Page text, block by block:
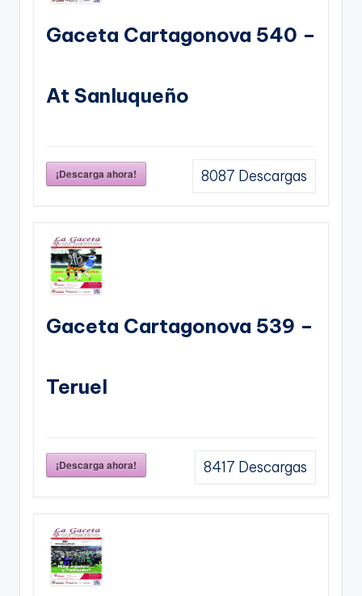
Gaceta Cartagonova 540 –
At Sanluqueño
¡Descarga ahora! 8087 Descargas
Gaceta Cartagonova 539 –
Teruel
¡Descarga ahora! 8417 Descargas